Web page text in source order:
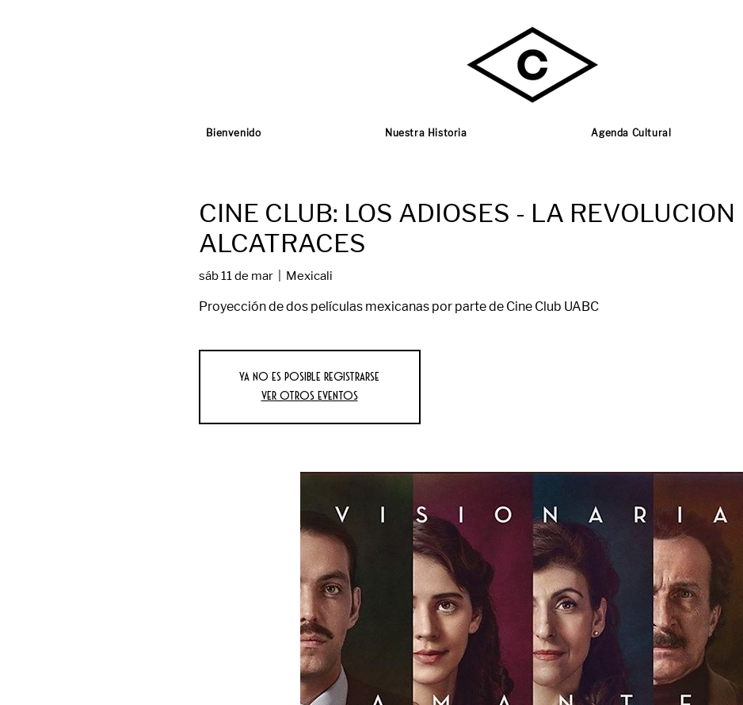
Bienvenido Nuestra Historia Agenda Cultural
CINE CLUB: LOS ADIOSES - LA REVOLUCION
ALCATRACES
sáb 11 de mar
  |
Mexicali
Proyección de dos películas mexicanas por parte de Cine Club UABC
Ya no es posible registrarse
Ver otros eventos